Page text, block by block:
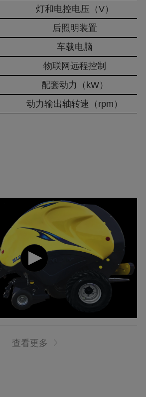
灯和电控电压（V）
后照明装置
车载电脑
物联网远程控制
配套动力（kW）
动力输出轴转速（rpm）
查看更多